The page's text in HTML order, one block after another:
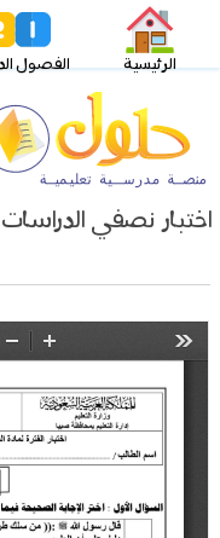
الرئيسية الفصول
اختبار نصفي